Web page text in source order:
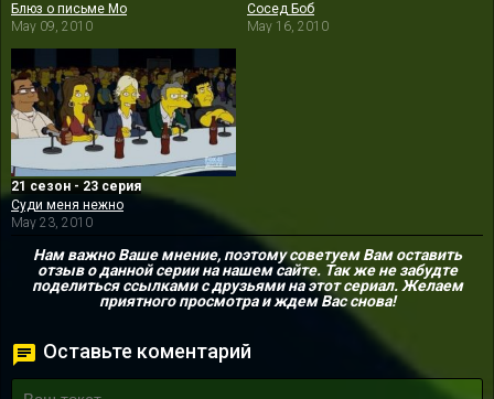
Блюз о письме Мо
May 09, 2010
Сосед Боб
May 16, 2010
21 сезон - 23 серия
Суди меня нежно
May 23, 2010
Нам важно Ваше мнение, поэтому советуем Вам оставить
отзыв о данной серии на нашем сайте. Так же не забудте
поделиться ссылками с друзьями на этот сериал. Желаем
приятного просмотра и ждем Вас снова!
Оставьте коментарий